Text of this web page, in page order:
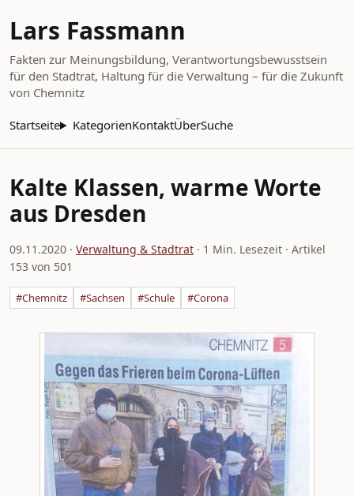
Lars Fassmann
Fakten zur Meinungsbildung, Verantwortungsbewusstsein
für den Stadtrat, Haltung für die Verwaltung – für die Zukunft
von Chemnitz
Startseite KategorienKontaktÜberSuche
Kalte Klassen, warme Worte
aus Dresden
09.11.2020 · Verwaltung & Stadtrat · 1 Min. Lesezeit · Artikel
153 von 501
#Chemnitz #Sachsen #Schule #Corona